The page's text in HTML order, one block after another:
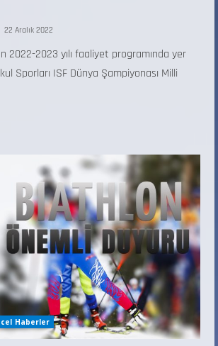
22 Aralık 2022
2022-2023 yılı faaliyet programında yer
Sporları ISF Dünya Şampiyonası Milli
Haberler